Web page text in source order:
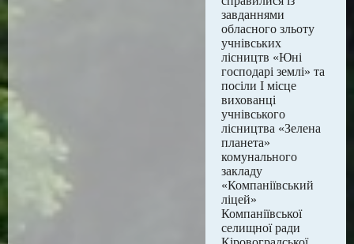
завданнями
обласного зльоту
учнівських
лісництв «Юні
господарі землі» та
посіли І місце
вихованці
учнівського
лісництва «Зелена
планета»
комунального
закладу
«Компаніївський
ліцей»
Компаніївської
селищної ради